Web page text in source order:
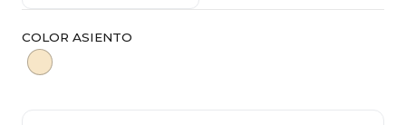
Comedor
COLOR ASIENTO